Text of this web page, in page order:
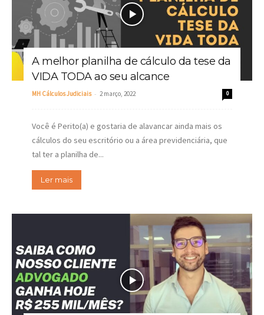
A melhor planilha de cálculo da tese da
VIDA TODA ao seu alcance
MH Cálculos Judiciais - 2 março, 2022 0
Você é Perito(a) e gostaria de alavancar ainda mais os
cálculos do seu escritório ou a área previdenciária, que
tal ter a planilha de...
Ler mais